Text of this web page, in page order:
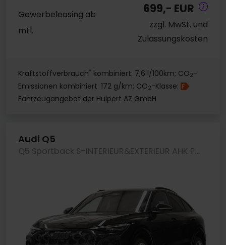
Gewerbeleasing ab
mtl.
699,- EUR
zzgl. MwSt. und
Zulassungskosten
Kraftstoffverbrauch* kombiniert: 7,6 l/100km; CO2-
Emissionen kombiniert: 172 g/km; CO2-Klasse: F
Fahrzeugangebot der Hülpert AZ GmbH
Audi Q5
Q5 Sportback S-INTERIEUR&EXTERIEUR AHK PANO LM21